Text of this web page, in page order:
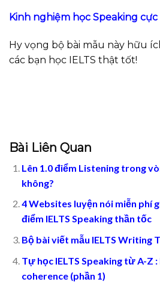
Kinh nghiệm học Speaking cực
Hy vọng bộ bài mẫu này hữu
các bạn học IELTS thật tốt!
Bài Liên Quan
Lên 1.0 điểm Listening trong
không?
4 Websites luyện nói miễn phí
điểm IELTS Speaking thần tốc
Bộ bài viết mẫu IELTS Writing
Tự học IELTS Speaking từ A-Z :
coherence (phần 1)